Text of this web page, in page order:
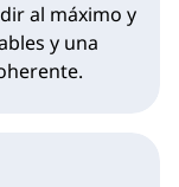
al máximo y
y una